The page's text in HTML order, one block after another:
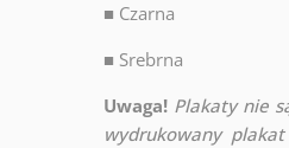
■ Czarna
■ Srebrna
Uwaga! Plakaty nie
wydrukowany